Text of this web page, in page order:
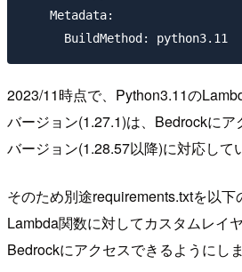
    Metadata:
2023/11時点で、Python3.11の
バージョン(1.27.1)は、Bedrockに
バージョン(1.28.57以降)に対応して
そのため別途requirements.txtを以下
Lambda関数に対してカスタムレイ
Bedrockにアクセスできるようにしま